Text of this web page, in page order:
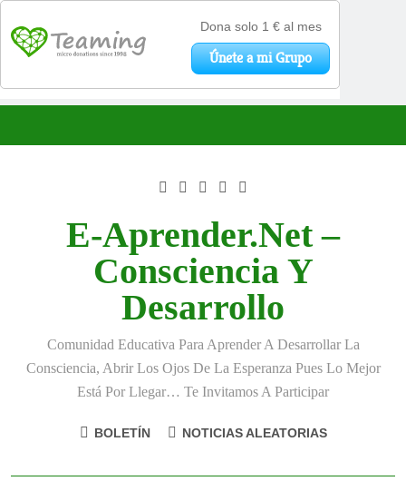
E-Aprender.net –
Consciencia Y
Desarrollo
Comunidad Educativa Para Aprender A Desarrollar La
Consciencia, Abrir Los Ojos De La Esperanza Pues Lo Mejor
Está Por Llegar… Te Invitamos A Participar
BOLETÍN NOTICIAS ALEATORIAS